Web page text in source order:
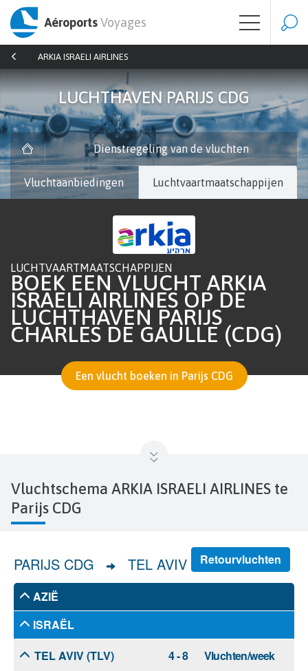
AéroportsVoyages
ARKIA ISRAELI AIRLINES
LUCHTHAVEN PARIJS CDG
Dienstregeling van de vluchten
Vluchtaanbiedingen Luchtvaartmaatschappijen
LUCHTVAARTMAATSCHAPPIJEN
BOEK EEN VLUCHT ARKIA
ISRAELI AIRLINES OP DE
LUCHTHAVEN PARIJS
CHARLES DE GAULLE (CDG)
Een vlucht boeken in Parijs CDG
Vluchtschema ARKIA ISRAELI AIRLINES te
Parijs CDG